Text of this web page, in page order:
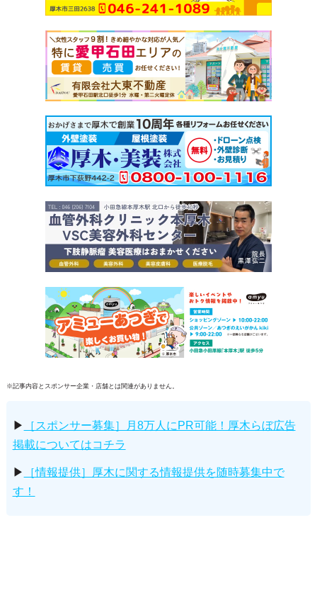
※記事内容とスポンサー企業・店舗とは関連がありません。
▶
［スポンサー募集］月8万人にPR可能！厚木らぼ広告
掲載についてはコチラ
▶
［情報提供］厚木に関する情報提供を随時募集中で
す！